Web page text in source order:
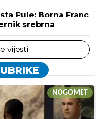
Pule: Borna Franc
srebrna
vijesti
NOGOMET